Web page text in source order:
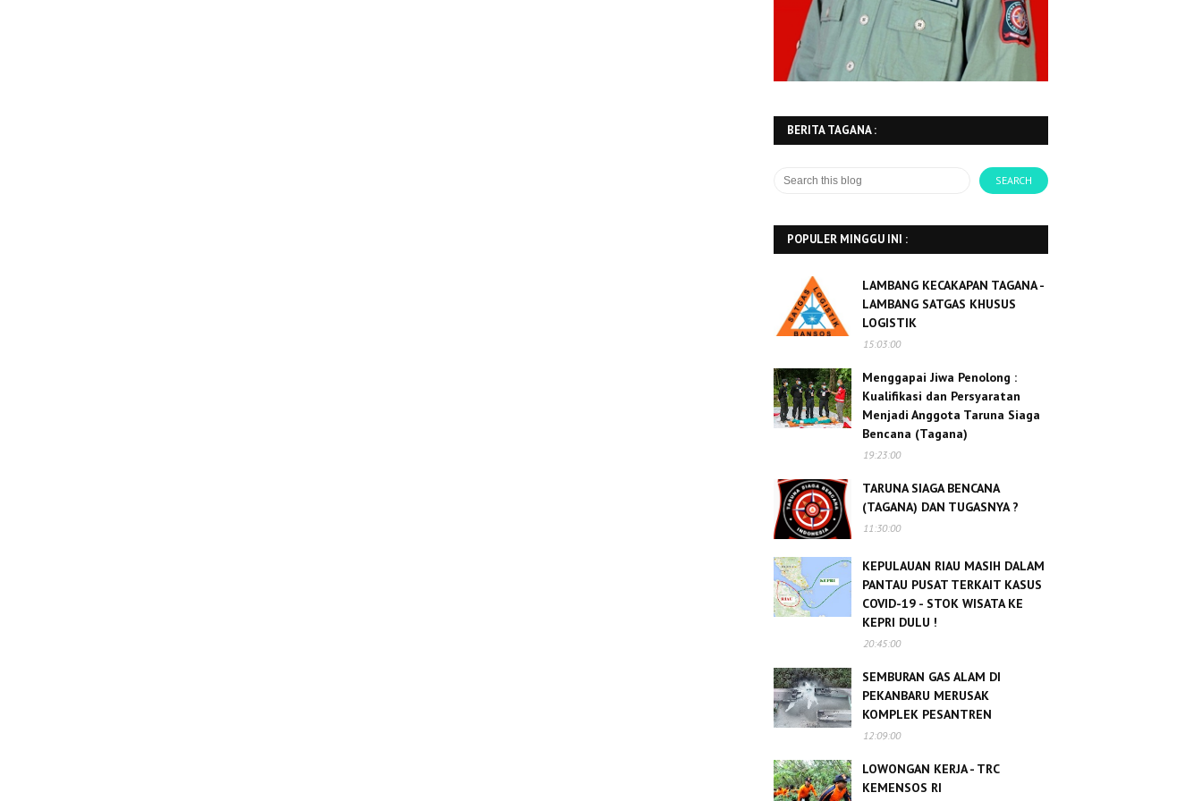
BERITA TAGANA :
POPULER MINGGU INI :
LAMBANG KECAKAPAN TAGANA -
LAMBANG SATGAS KHUSUS
LOGISTIK
15:03:00
Menggapai Jiwa Penolong :
Kualifikasi dan Persyaratan
Menjadi Anggota Taruna Siaga
Bencana (Tagana)
19:23:00
TARUNA SIAGA BENCANA
(TAGANA) DAN TUGASNYA ?
11:30:00
KEPULAUAN RIAU MASIH DALAM
PANTAU PUSAT TERKAIT KASUS
COVID-19 - STOK WISATA KE
KEPRI DULU !
20:45:00
SEMBURAN GAS ALAM DI
PEKANBARU MERUSAK
KOMPLEK PESANTREN
12:09:00
LOWONGAN KERJA - TRC
KEMENSOS RI